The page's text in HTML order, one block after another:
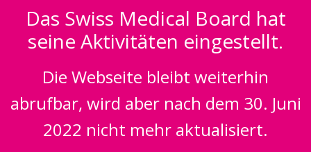
Das Swiss Medical Board hat
seine Aktivitäten eingestellt.
Die Webseite bleibt weiterhin
abrufbar, wird aber nach dem 30. Juni
2022 nicht mehr aktualisiert.